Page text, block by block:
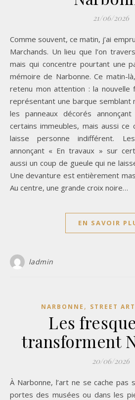
21/06/2026
Comme souvent, ce matin, j’ai emprunté la rue du Pont des
Marchands. Un lieu que l’on
mais qui concentre pourtant une
mémoire de Narbonne. Ce matin-
retenu mon attention : la nouvelle
représentant une barque semblant
les panneaux décorés
certains immeubles, mais aussi ce
laisse personne indifférent.
annonçant « En travaux » sur
aussi un coup de gueule qui ne
Une devanture est entièrement
Au centre, une grande croix noire…
EN SAVOIR
ladmin
NARBONNE , STREET
Les
transforment
20/06/2026
À Narbonne, l’art ne se cache pas seulement derrière les
portes des musées ou dans les